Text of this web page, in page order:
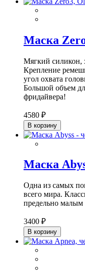
Маска
Мягкий силикон,
Крепление
угол охвата
Большой объем
фридайвера!
4580 ₽
В корзину
Маска
Одна из самых
всего мира.
предельно
3400 ₽
В корзину